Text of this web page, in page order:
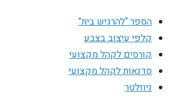
הספר “להרגיש בית”
קלפי עיצוב בצבע
קורסים לקהל מקצועי
סדנאות לקהל מקצועי
ניוזלטר